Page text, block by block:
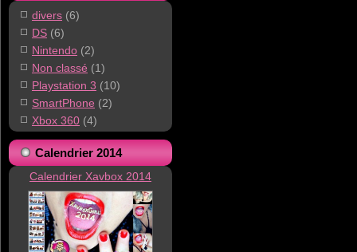
divers (6)
DS (6)
Nintendo (2)
Non classé (1)
Playstation 3 (10)
SmartPhone (2)
Xbox 360 (4)
Calendrier 2014
Calendrier Xavbox 2014